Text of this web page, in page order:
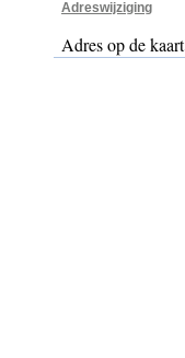
Adreswijziging
Adres op de kaart